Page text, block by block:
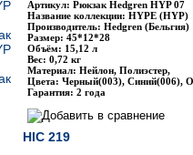
Артикул: Рюкзак Hedgren HYP 07
Название коллекции: HYPE (HYP)
Производитель: Hedgren (Бельгия)
Размер: 45*12*28
Объём: 15,12 л
Вес: 0,72 кг
Материал: Нейлон, Полиэстер,
Цвета: Черный(003), Синий(006),
Гарантия: 2 года
HIC 219